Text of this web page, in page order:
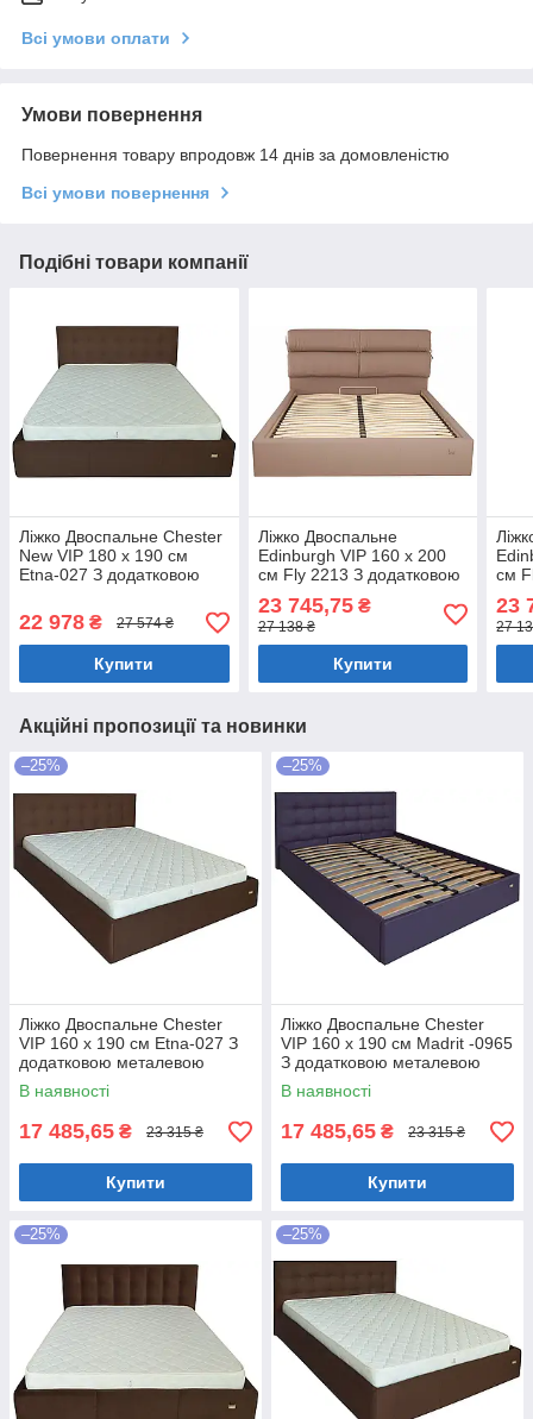
Всі умови оплати
Умови повернення
Повернення товару впродовж 14 днів за домовленістю
Всі умови повернення
Подібні товари компанії
Ліжко Двоспальне Chester
New VIP 180 х 190 см
Etna-027 З додатковою
рамою Коричневий
22 978 ₴ 27 574 ₴
Купити
Ліжко Двоспальне
Edinburgh VIP 160 х 200
см Fly 2213 З додатковою
металевою цільнозварною
рамою Світло-коричневий
23 745,75₴
27 138 ₴
Купити
см
23
27
Акційні пропозиції та новинки
–25%
Ліжко Двоспальне Chester
VIP 160 х 190 см Etna-027 З
додатковою металевою
цільнозварною рамою
Коричневий
В наявності
17 485,65 ₴ 23 315 ₴
Купити
–25%
Ліжко Двоспальне Chester
VIP 160 х 190 см Madrit -0965
З додатковою металевою
цільнозварною рамою
Фіолетовий
В наявності
17 485,65 ₴ 23 315 ₴
Купити
–25% –25%